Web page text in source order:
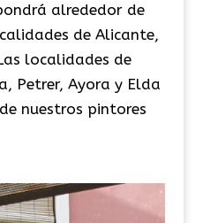
alrededor de
de Alicante,
localidades de
Petrer, Ayora y Elda
nuestros pintores